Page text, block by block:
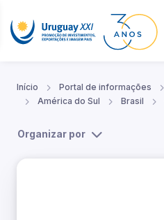
Início Portal de informações
América do Sul
Brasil
Organizar por